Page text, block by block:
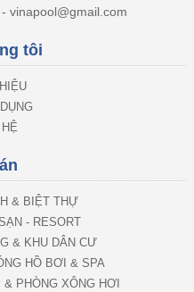
vinapool@gmail.com
tôi
& BIỆT THỰ
- RESORT
& KHU DÂN CƯ
HỒ BƠI & SPA
PHÒNG XÔNG HƠI